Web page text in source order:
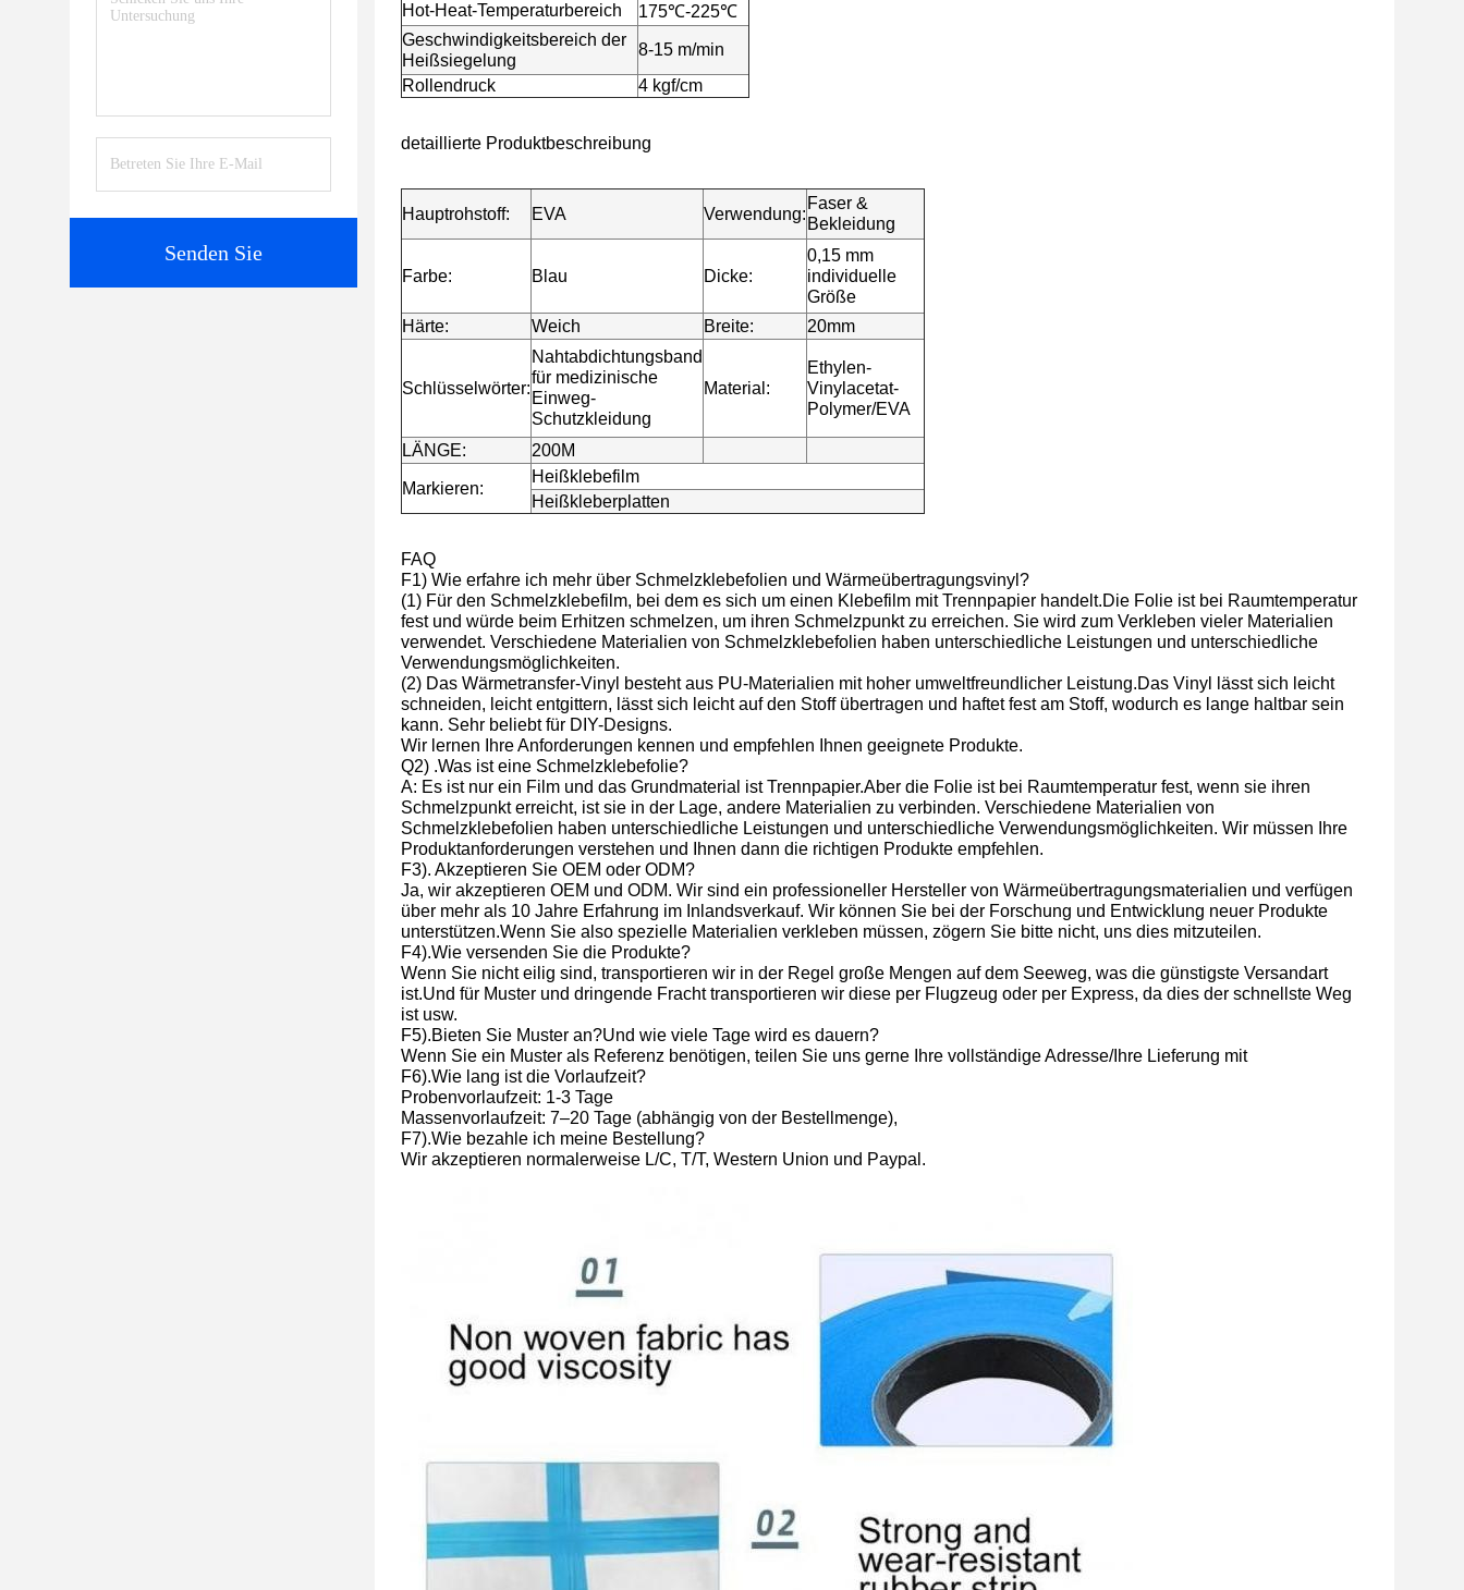
Senden Sie
Hot-Heat-Temperaturbereich
175℃-225℃
Geschwindigkeitsbereich der
Heißsiegelung
8-15 m/min
Rollendruck
4 kgf/cm
detaillierte Produktbeschreibung
Hauptrohstoff: EVA Verwendung:
Faser &
Bekleidung
Farbe: Blau Dicke:
0,15 mm
individuelle
Größe
Härte:
Weich Breite: 20mm
Schlüsselwörter:
Nahtabdichtungsband
für medizinische
Einweg-
Schutzkleidung
Material:
Ethylen-
Vinylacetat-
Polymer/EVA
LÄNGE: 200M
Markieren:
Heißklebefilm
Heißkleberplatten
FAQ
F1) Wie erfahre ich mehr über Schmelzklebefolien und Wärmeübertragungsvinyl?
(1) Für den Schmelzklebefilm, bei dem es sich um einen Klebefilm mit Trennpapier handelt.Die Folie ist bei Raumtemperatur
fest und würde beim Erhitzen schmelzen, um ihren Schmelzpunkt zu erreichen. Sie wird zum Verkleben vieler Materialien
verwendet. Verschiedene Materialien von Schmelzklebefolien haben unterschiedliche Leistungen und unterschiedliche
Verwendungsmöglichkeiten.
(2) Das Wärmetransfer-Vinyl besteht aus PU-Materialien mit hoher umweltfreundlicher Leistung.Das Vinyl lässt sich leicht
schneiden, leicht entgittern, lässt sich leicht auf den Stoff übertragen und haftet fest am Stoff, wodurch es lange haltbar sein
kann. Sehr beliebt für DIY-Designs.
Wir lernen Ihre Anforderungen kennen und empfehlen Ihnen geeignete Produkte.
Q2) .Was ist eine Schmelzklebefolie?
A: Es ist nur ein Film und das Grundmaterial ist Trennpapier.Aber die Folie ist bei Raumtemperatur fest, wenn sie ihren
Schmelzpunkt erreicht, ist sie in der Lage, andere Materialien zu verbinden. Verschiedene Materialien von
Schmelzklebefolien haben unterschiedliche Leistungen und unterschiedliche Verwendungsmöglichkeiten. Wir müssen Ihre
Produktanforderungen verstehen und Ihnen dann die richtigen Produkte empfehlen.
F3). Akzeptieren Sie OEM oder ODM?
Ja, wir akzeptieren OEM und ODM. Wir sind ein professioneller Hersteller von Wärmeübertragungsmaterialien und verfügen
über mehr als 10 Jahre Erfahrung im Inlandsverkauf. Wir können Sie bei der Forschung und Entwicklung neuer Produkte
unterstützen.Wenn Sie also spezielle Materialien verkleben müssen, zögern Sie bitte nicht, uns dies mitzuteilen.
F4).Wie versenden Sie die Produkte?
Wenn Sie nicht eilig sind, transportieren wir in der Regel große Mengen auf dem Seeweg, was die günstigste Versandart
ist.Und für Muster und dringende Fracht transportieren wir diese per Flugzeug oder per Express, da dies der schnellste Weg
ist usw.
F5).Bieten Sie Muster an?Und wie viele Tage wird es dauern?
Wenn Sie ein Muster als Referenz benötigen, teilen Sie uns gerne Ihre vollständige Adresse/Ihre Lieferung mit
F6).Wie lang ist die Vorlaufzeit?
Probenvorlaufzeit: 1-3 Tage
Massenvorlaufzeit: 7–20 Tage (abhängig von der Bestellmenge),
F7).Wie bezahle ich meine Bestellung?
Wir akzeptieren normalerweise L/C, T/T, Western Union und Paypal.